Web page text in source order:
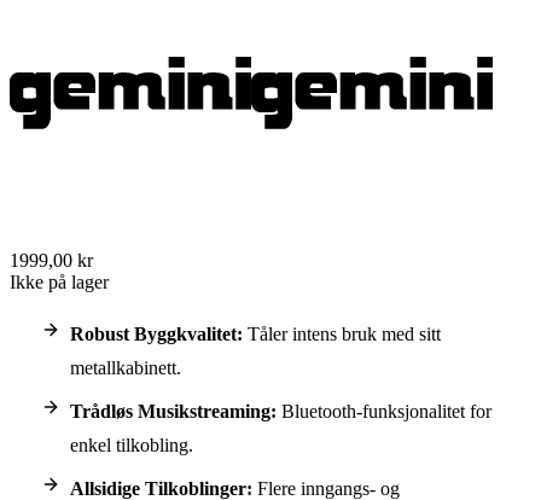
1999,00 kr
Ikke på lager
Robust Byggkvalitet: Tåler intens bruk med sitt
metallkabinett.
Trådløs Musikstreaming: Bluetooth-funksjonalitet for
enkel tilkobling.
Allsidige Tilkoblinger: Flere inngangs- og